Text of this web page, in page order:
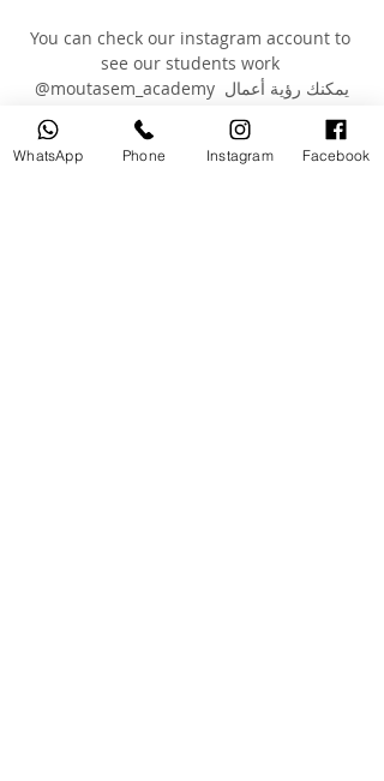
You can check our instagram account to
see our students work
@moutasem_academy يمكنك رؤية أعمال
طلابنا السابقين على صفحتنا على الانستغرام
WhatsApp Phone Instagram Facebook